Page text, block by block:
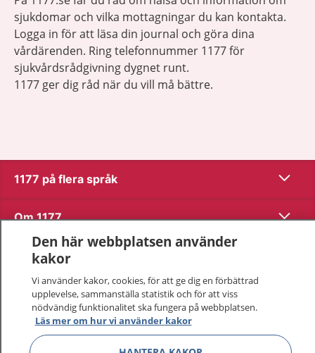
sjukdomar och vilka mottagningar du kan kontakta.
Logga in för att läsa din journal och göra dina
vårdärenden. Ring telefonnummer 1177 för
sjukvårdsrådgivning dygnet runt.
1177 ger dig råd när du vill må bättre.
1177 på flera språk Visa
Om 1177 Visa
Kontakt
Behandling av personuppgifter
Hantering av kakor
Den här webbplatsen använder
kakor
Vi använder kakor, cookies, för att ge dig en förbättrad
upplevelse, sammanställa statistik och för att viss
nödvändig funktionalitet ska fungera på webbplatsen.
Läs mer om hur vi använder kakor